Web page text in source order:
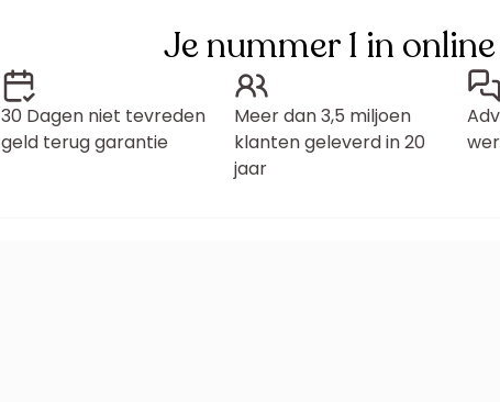
Je nummer 1 in
30 Dagen niet tevreden
geld terug garantie
Meer dan 3,5 miljoen
klanten geleverd in 20
jaar